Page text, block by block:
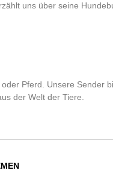
uns über seine
Pferd. Unsere Sender
der Welt der Tiere.